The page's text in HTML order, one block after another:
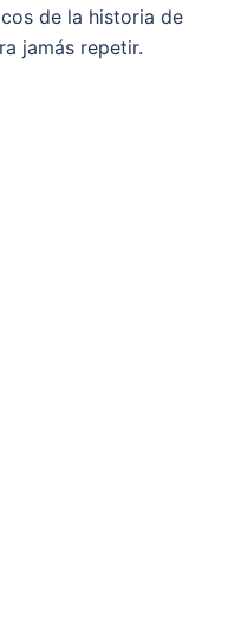
de la historia de
jamás repetir.